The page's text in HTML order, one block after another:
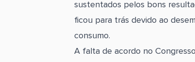
sustentados pelos bons
ficou para trás devido ao
consumo.
A falta de acordo no